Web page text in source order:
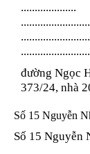
....................
đường Ngọc
373/24, nhà
Số 15 Nguyễn
Số 15 Nguyễn